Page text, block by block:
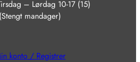
– Lørdag 10-17 (15)
(Stengt mandager)
konto / Registrer